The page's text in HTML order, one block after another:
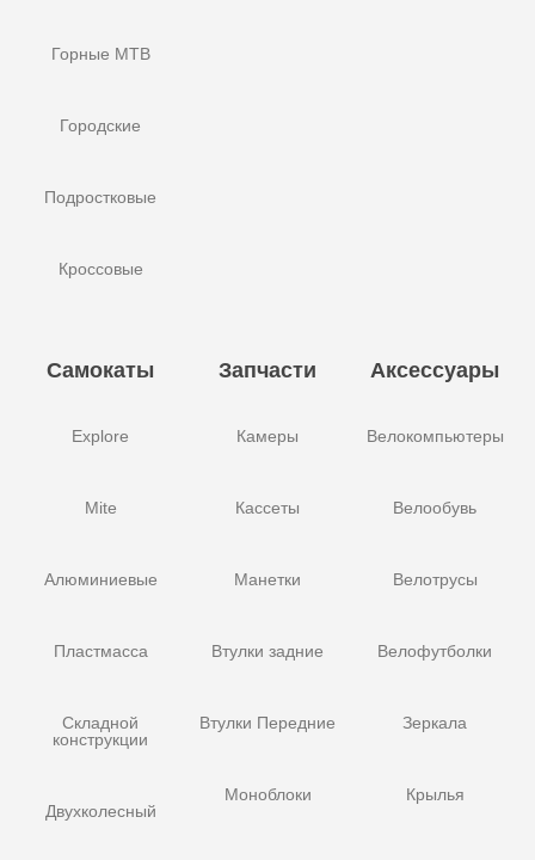
Горные MTB
Городские
Подростковые
Кроссовые
Самокаты
Explore
Mite
Алюминиевые
Пластмасса
Складной
конструкции
Двухколесный
Запчасти
Камеры
Кассеты
Манетки
Втулки задние
Втулки Передние
Моноблоки
Аксессуары
Велокомпьютеры
Велообувь
Велотрусы
Велофутболки
Зеркала
Крылья